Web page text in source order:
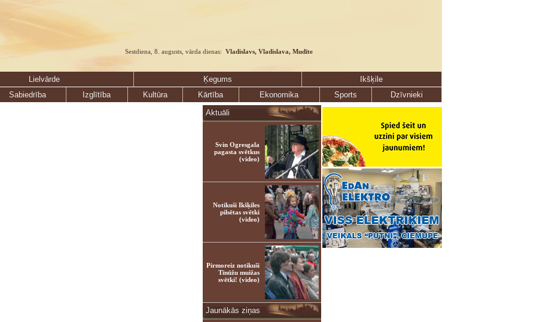
Sestdiena, 8. augusts, vārda dienas: Vladislavs, Vladislava, Mudīte
Lielvārde Ķegums
Ikšķile
Sabiedrība Izglītība Kultūra Kārtība Ekonomika Sports
Dzīvnieki
Aktuāli
Svin Ogresgala
pagasta svētkus
(video)
Notikuši Ikšķiles
pilsētas svētki
(video)
Pirmoreiz notikuši
Tīnūžu muižas
svētki! (video)
Jaunākās ziņas